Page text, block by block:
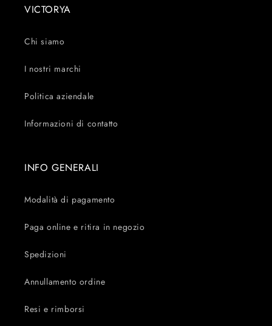
VICTORYA
Chi siamo
I nostri marchi
Politica aziendale
Informazioni di contatto
INFO GENERALI
Modalità di pagamento
Paga online e ritira in negozio
Spedizioni
Annullamento ordine
Resi e rimborsi